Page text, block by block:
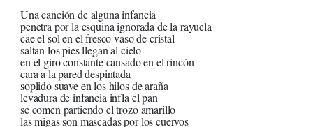
Una canción de alguna infancia
penetra por la esquina ignorada de la rayuela
cae el sol en el fresco vaso de cristal
saltan los pies llegan al cielo
en el giro constante cansado en el rincón
cara a la pared despintada
soplido suave en los hilos de araña
levadura de infancia infla el pan
se comen partiendo el trozo amarillo
las migas son mascadas por los cuervos